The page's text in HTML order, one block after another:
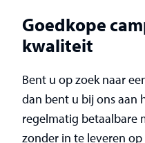
Goedkope
kwaliteit
Bent u op zoek naar
dan bent u bij ons aan
regelmatig betaalbare
zonder in te leveren